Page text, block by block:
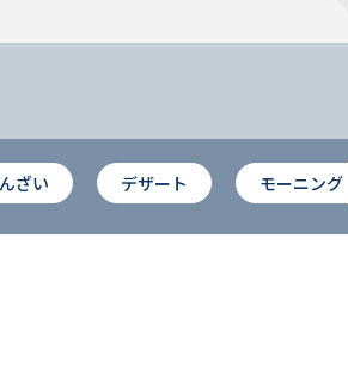
ざい デザート モーニング